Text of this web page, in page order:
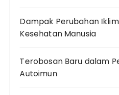
Dampak Perubahan
Kesehatan Manusia
Terobosan Baru dalam
Autoimun